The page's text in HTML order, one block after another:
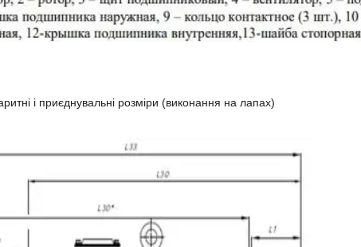
і приєднувальні розміри (виконання на лапах)